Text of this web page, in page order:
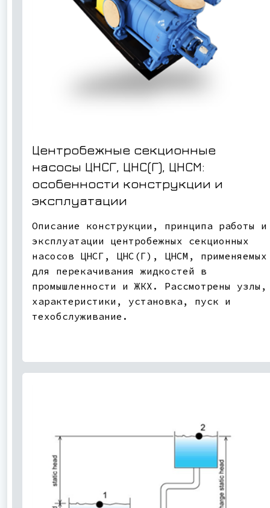
Центробежные секционные
насосы ЦНСГ, ЦНС(Г), ЦНСМ:
особенности конструкции и
эксплуатации
Описание конструкции, принципа работы и
эксплуатации центробежных секционных
насосов ЦНСГ, ЦНС(Г), ЦНСМ, применяемых
для перекачивания жидкостей в
промышленности и ЖКХ. Рассмотрены узлы,
характеристики, установка, пуск и
техобслуживание.